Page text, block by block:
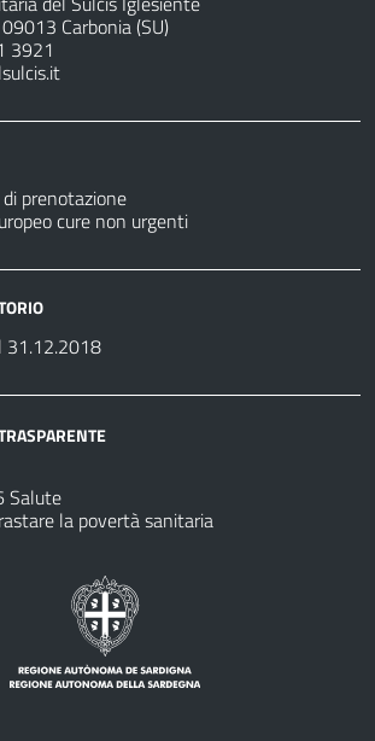
Carbonia (SU)
3921
prenotazione
cure non urgenti
31.12.2018
Salute
la povertà sanitaria